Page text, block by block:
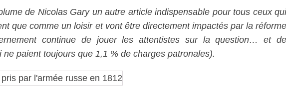
de Nicolas Gary un autre article indispensable pour tous ceux qui
que comme un loisir et vont être directement impactés par la réforme
continue de jouer les attentistes sur la question… et de
paient toujours que 1,1 % de charges patronales).